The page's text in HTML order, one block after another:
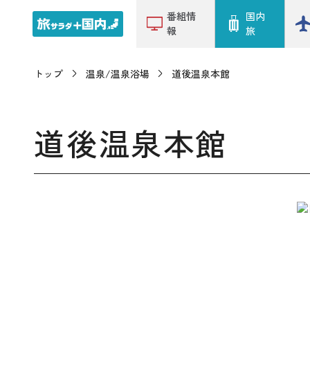
番組情
報
国内
旅
トップ 温泉/温泉浴場 道後温泉本館
道後温泉本館